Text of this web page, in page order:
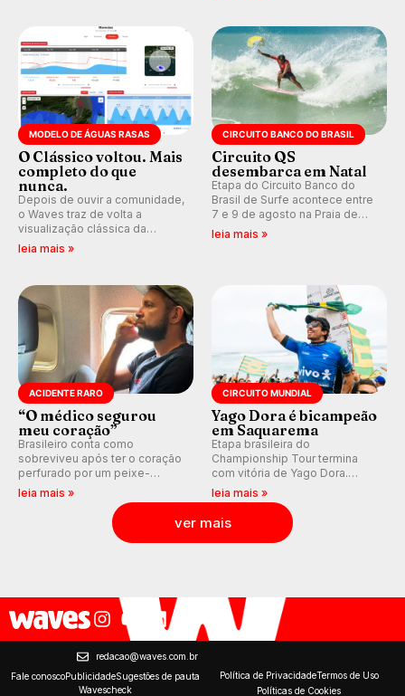
Kelly Slater convidado.
MODELO DE ÁGUAS RASAS
O Clássico voltou. Mais
completo do que
nunca.
Depois de ouvir a comunidade,
o Waves traz de volta a
visualização clássica da
previsão de águas rasas,
ondas para até 16 dias.
leia mais »
CIRCUITO BANCO DO BRASIL
Circuito QS
desembarca em Natal
Etapa do Circuito Banco do
Brasil de Surfe acontece entre
7 e 9 de agosto na Praia de
Miami (RN), em disputas
leia mais »
ACIDENTE RARO
“O médico segurou
meu coração”
Brasileiro conta como
sobreviveu após ter o coração
perfurado por um peixe-
agulha enquanto surfava na
leia mais »
CIRCUITO MUNDIAL
Yago Dora é bicampeão
em Saquarema
Etapa brasileira do
Championship Tour termina
com vitória de Yago Dora.
Sawyer Lindblad vence entre
as mulheres e Leonardo
Fioravanti assume liderança do
ranking mundial da WSL, na
etapa de Saquarema.
leia mais »
ver mais
redacao@waves.com.br
Fale conoscoPublicidadeSugestões de pauta
Wavescheck
Política de PrivacidadeTermos de Uso
Políticas de Cookies